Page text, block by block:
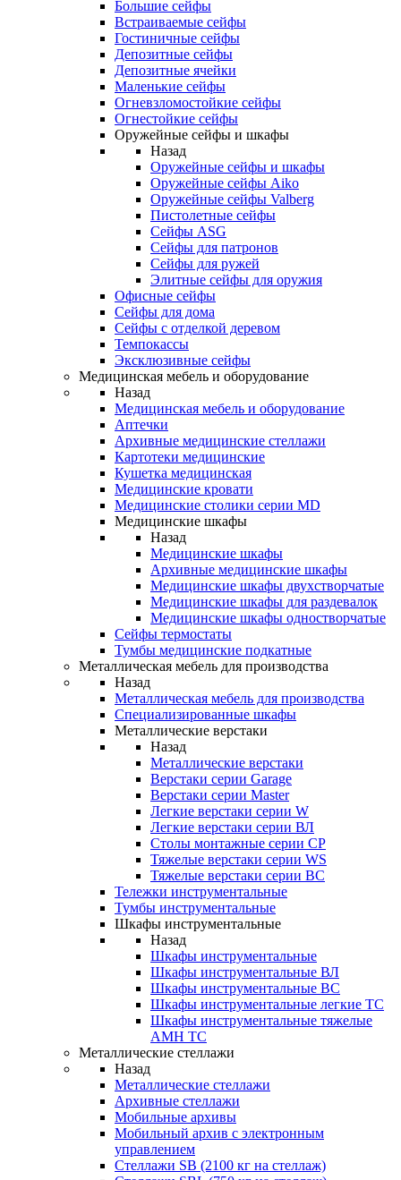
Большие сейфы
Встраиваемые сейфы
Гостиничные сейфы
Депозитные сейфы
Депозитные ячейки
Маленькие сейфы
Огневзломостойкие сейфы
Огнестойкие сейфы
Оружейные сейфы и шкафы
Назад
Оружейные сейфы и шкафы
Оружейные сейфы Aiko
Оружейные сейфы Valberg
Пистолетные сейфы
Сейфы ASG
Сейфы для патронов
Сейфы для ружей
Элитные сейфы для оружия
Офисные сейфы
Сейфы для дома
Сейфы с отделкой деревом
Темпокассы
Эксклюзивные сейфы
Медицинская мебель и оборудование
Назад
Медицинская мебель и оборудование
Аптечки
Архивные медицинские стеллажи
Картотеки медицинские
Кушетка медицинская
Медицинские кровати
Медицинские столики серии MD
Медицинские шкафы
Назад
Медицинские шкафы
Архивные медицинские шкафы
Медицинские шкафы двухстворчатые
Медицинские шкафы для раздевалок
Медицинские шкафы одностворчатые
Сейфы термостаты
Тумбы медицинские подкатные
Металлическая мебель для производства
Назад
Металлическая мебель для производства
Cпециализированные шкафы
Металлические верстаки
Назад
Металлические верстаки
Верстаки серии Garage
Верстаки серии Master
Легкие верстаки серии W
Легкие верстаки серии ВЛ
Столы монтажные серии СР
Тяжелые верстаки серии WS
Тяжелые верстаки серии ВС
Тележки инструментальные
Тумбы инструментальные
Шкафы инструментальные
Назад
Шкафы инструментальные
Шкафы инструментальные ВЛ
Шкафы инструментальные ВС
Шкафы инструментальные легкие ТС
Шкафы инструментальные тяжелые
AMH TC
Металлические стеллажи
Назад
Металлические стеллажи
Архивные стеллажи
Мобильные архивы
Мобильный архив с электронным
управлением
Стеллажи SB (2100 кг на стеллаж)